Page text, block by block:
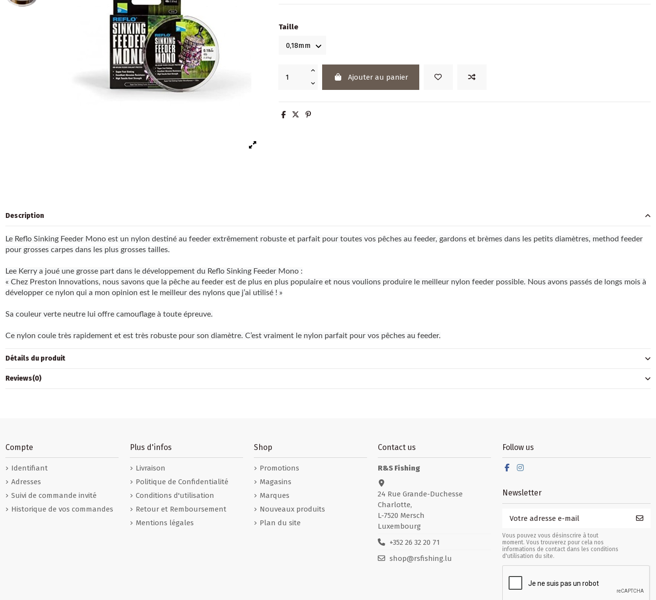
Taille
Ajouter au panier
Description
Le Reflo Sinking Feeder Mono est un nylon destiné au feeder extrêmement robuste et parfait pour toutes vos pêches au feeder, gardons et brèmes dans les petits diamètres, method feeder
pour grosses carpes dans les plus grosses tailles.
Lee Kerry a joué une grosse part dans le développement du Reflo Sinking Feeder Mono :
« Chez Preston Innovations, nous savons que la pêche au feeder est de plus en plus populaire et nous voulions produire le meilleur nylon feeder possible. Nous avons passés de longs mois à
développer ce nylon qui a mon opinion est le meilleur des nylons que j’ai utilisé ! »
Sa couleur verte neutre lui offre camouflage à toute épreuve.
Ce nylon coule très rapidement et est très robuste pour son diamètre. C’est vraiment le nylon parfait pour vos pêches au feeder.
Détails du produit
Reviews(0)
Compte
Identifiant
Adresses
Suivi de commande invité
Historique de vos commandes
Plus d'infos
Livraison
Politique de Confidentialité
Conditions d'utilisation
Retour et Remboursement
Mentions légales
Shop
Promotions
Magasins
Marques
Nouveaux produits
Plan du site
Contact us
R&S Fishing
24 Rue Grande-Duchesse
Charlotte,
L-7520 Mersch
Luxembourg
+352 26 32 20 71
shop@rsfishing.lu
Follow us
Newsletter
Vous pouvez vous désinscrire à tout
moment. Vous trouverez pour cela nos
informations de contact dans les conditions
d'utilisation du site.